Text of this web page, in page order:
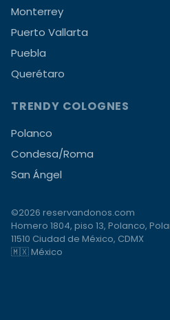
Monterrey
Puerto Vallarta
Puebla
Querétaro
TRENDY COLOGNES
Polanco
Condesa/Roma
San Ángel
©2026 reservandonos.com
Homero 1804, piso 13, Polanco,
11510 Ciudad de México, CDMX
🇲🇽 México